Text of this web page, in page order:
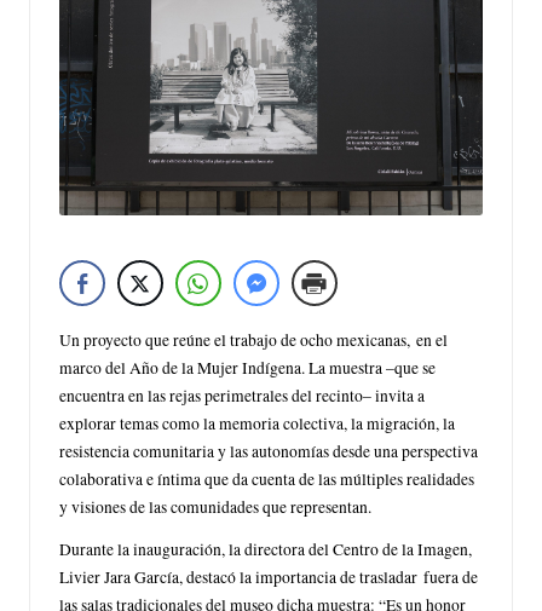
Un proyecto que reúne el trabajo de ocho mexicanas, en el
marco del Año de la Mujer Indígena. La muestra –que se
encuentra en las rejas perimetrales del recinto– invita a
explorar temas como la memoria colectiva, la migración, la
resistencia comunitaria y las autonomías desde una perspectiva
colaborativa e íntima que da cuenta de las múltiples realidades
y visiones de las comunidades que representan.
Durante la inauguración, la directora del Centro de la Imagen,
Livier Jara García, destacó la importancia de trasladar fuera de
las salas tradicionales del museo dicha muestra: “Es un honor